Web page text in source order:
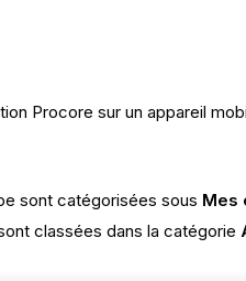
Procore sur un appareil
sont catégorisées sous Mes
classées dans la catégorie